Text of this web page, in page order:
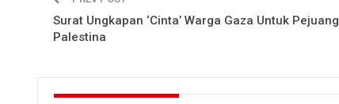
Surat Ungkapan ‘Cinta’ Warga Gaza Untuk Pejuang
Palestina